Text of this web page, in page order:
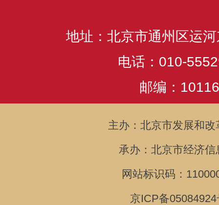
地址：北京市通州区运
电话：010-
邮编：
主办：北京市发展和改
承办：北京市经济信
网站标识码：
京ICP备